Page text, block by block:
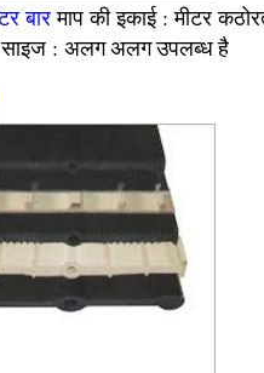
बार माप की इकाई :मीटर
साइज : अलग अलग उपलब्ध है